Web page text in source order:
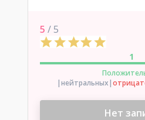
5 / 5
1
|нейтральных|
Нет